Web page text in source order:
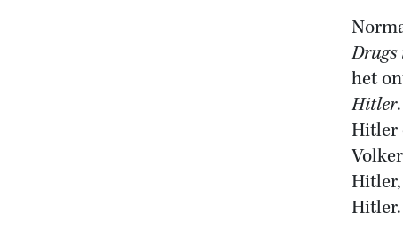
Drugs
het
Hitler
Hitler